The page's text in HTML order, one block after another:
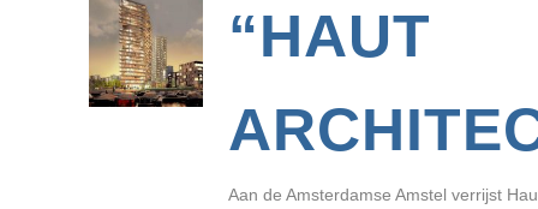
“HAUT
Aan de Amsterdamse Amstel verrijst